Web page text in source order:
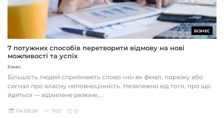
БІЗНЕС
7 потужних способів перетворити відмову на нові
можливості та успіх
Бізнес
Більшість людей сприймають слово «ні» як фінал, поразку або
сигнал про власну неповноцінність. Незалежно від того, про що
йдеться — відхилене резюме,...
04.08.26 702 0